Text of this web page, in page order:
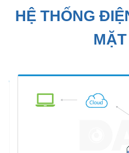
HỆ THỐNG